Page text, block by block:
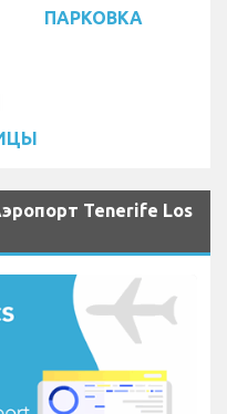
ПАРКОВКА
Tenerife Los